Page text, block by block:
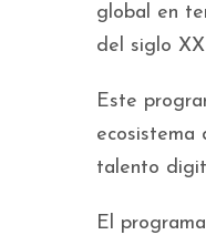
global en
del siglo
Este
ecosistema
talento
El